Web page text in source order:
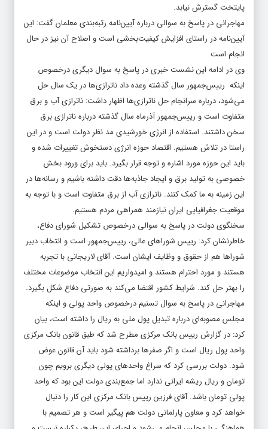
پایتخت گسترش نیابد.
مهاجرانی در پاسخ به سوالی درباره آیین‌نامه رتبه‌بندی معلمان گفت: این
آیین‌نامه در راستای افزایش کیفیت‌بخشی است و اصلاح آن نیز در حال
انجام است.
وی در ادامه این نشست خبری در پاسخ به سوال دیگری درخصوص
اینکه رییس‌جمهور سال گذشته وعده داد ناترازی‌ها در یک سال حل
می‌شود، درباره سرانجام حل ناترازی‌ها اظهار داشت: ناترازی آب و برق
متفاوت است و رییس‌جمهور آذرماه سال گذشته درباره ناترازی برق
سخن داشتند. استفاده از انرژی خورشیدی مد نظر دولت است و در این
راستا در تلاش هستیم. اقتصاد حوزه انرژی دستخوش تغییرات شده و
باید این حوزه مورد اشاره و توجه قرار بگیرد. باید برای ورود بخش
خصوصی به تولید برق و ایجاد جاذبه‌ها دقت داشته باشیم و رسانه‌ها در
این زمینه به ما کمک کنند. ناترازی آب از برق متفاوت است و با توجه به
موقعیت جغرافیایی ایران نیازمند همراهی مردم هستیم.
سخنگوی دولت در پاسخ به سوالی درخصوص تشکیل شورای دفاع،
خاطرنشان کرد: رییس‌ شوراهای عالی، رییس‌جمهور است و انتخاب دبیر
شوراها هم از حقوق و وظایف ایشان است. آقای لاریجانی با تجربه
هستند و مورد احترام هستند و امیدواریم این انتخاب موضوعات مختلف
را بهتر حل کند. شرایط کشور اقتضا می‌کند به صورتی دفاع شکل بگیرد.
مهاجرانی در پاسخ به سوال تسنیم درخصوص واحد پولی و اینکه
مجلس مصوبه‌ای درباره تبدیل پول ملی به ریال را داشته است، بیان
کرد: در گزارش رییس بانک مرکزی مطرح شد که طبق قانون بانک مرکزی
واحد پول ریال است و اگر صفرها برداشته شود باید آن قانون عوض
شود. دولت بررسی کرد که سراغ واحد‌های پولی دیگری برویم چون
تومان و ریال ریشه ایرانی ندارد اما جمع‌بندی دولت این بود که واحد
پولی تومان باشد. آقای فرزین رییس بانک مرکزی این کار را دنبال
خواهد کرد و معاون پارلمانی دولت هم پیگیر است و هر تصمیم با